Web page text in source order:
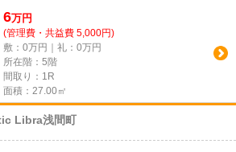
6万円
(管理費・共益費 5,000円)
敷：0万円｜礼：0万円
所在階：5階
間取り：1R
面積：27.00㎡
Libra浅間町